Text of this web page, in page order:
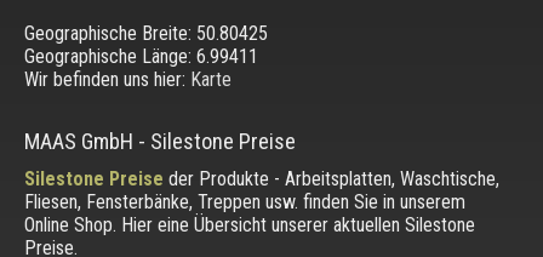
Geographische Breite: 50.80425
Geographische Länge: 6.99411
Wir befinden uns hier: Karte
MAAS GmbH - Silestone Preise
Silestone Preise der Produkte - Arbeitsplatten, Waschtische,
Fliesen, Fensterbänke, Treppen usw. finden Sie in unserem
Online Shop. Hier eine Übersicht unserer aktuellen Silestone
Preise.